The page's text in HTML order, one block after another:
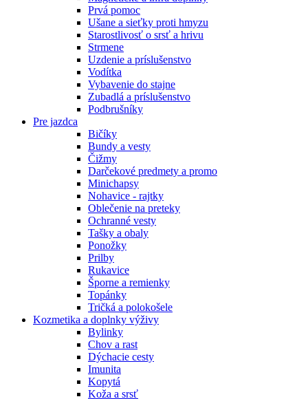
Prvá pomoc
Ušane a sieťky proti hmyzu
Starostlivosť o srsť a hrivu
Strmene
Uzdenie a príslušenstvo
Vodítka
Vybavenie do stajne
Zubadlá a príslušenstvo
Podbrušníky
Pre jazdca
Bičíky
Bundy a vesty
Čižmy
Darčekové predmety a promo
Minichapsy
Nohavice - rajtky
Oblečenie na preteky
Ochranné vesty
Tašky a obaly
Ponožky
Prilby
Rukavice
Šporne a remienky
Topánky
Tričká a polokošele
Kozmetika a doplnky výživy
Bylinky
Chov a rast
Dýchacie cesty
Imunita
Kopytá
Koža a srsť